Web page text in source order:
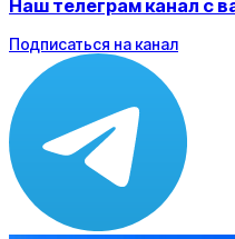
Наш телеграм канал с
Подписаться на канал